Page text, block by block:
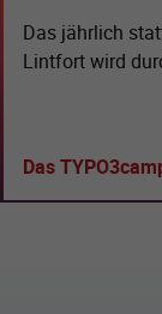
Das jährlich
Lintfort wird
Das